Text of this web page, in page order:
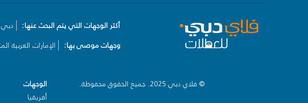
أكثر الوجهات التي يتم البحث عنها: دبي
وجهات موصى بها:
الإمارات العربية
© فلاي دبي 2025. جميع الحقوق محفوظة.
الوجهات
أفريقيا